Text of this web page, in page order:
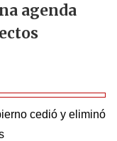
agenda
cedió y eliminó